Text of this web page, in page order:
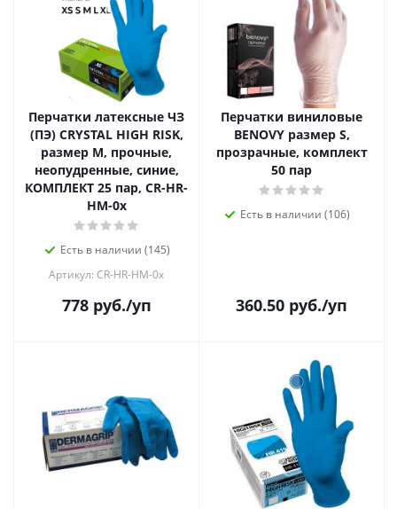
Перчатки латексные ЧЗ
(ПЭ) CRYSTAL HIGH RISK,
размер М, прочные,
неопудренные, синие,
КОМПЛЕКТ 25 пар, CR-HR-
HM-0x
Есть в наличии (145)
Артикул: CR-HR-HM-0x
778руб./уп
Перчатки виниловые
BENOVY размер S,
прозрачные, комплект
50 пар
Есть в наличии (106)
360.50 руб./уп